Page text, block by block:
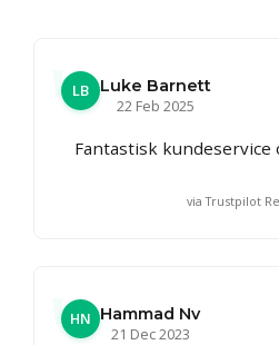
LB
Luke Barnett
22 Feb 2025
Fantastisk
via Trustpilot
HN Hammad Nv
21 Dec 2023